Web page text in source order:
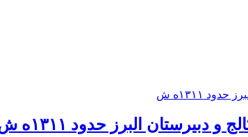
البرز حدود ۱۳۱۱ه ش